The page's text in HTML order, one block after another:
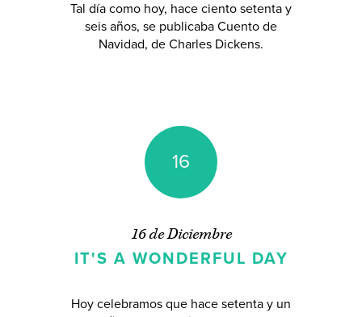
Tal día como hoy, hace ciento setenta y
seis años, se publicaba Cuento de
Navidad, de Charles Dickens.
16
16 de Diciembre
IT'S A WONDERFUL DAY
Hoy celebramos que hace setenta y un